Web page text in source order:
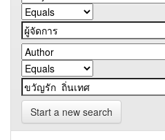
Start a new search